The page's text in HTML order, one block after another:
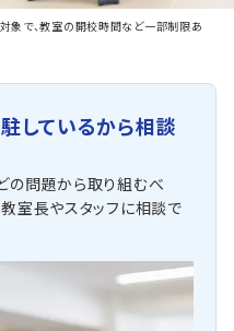
象で、教室の開校時間など一部制限あ
しているから相談
の問題から取り組むべ
教室長やスタッフに相談で